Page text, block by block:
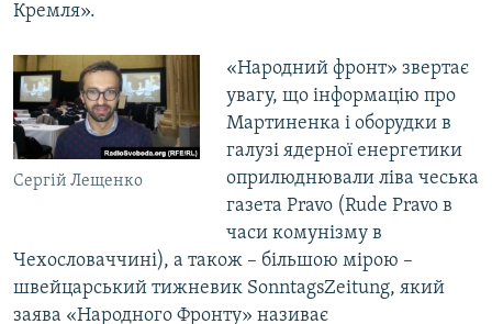
Кремля».
Сергій Лещенко
«Народний фронт» звертає
увагу, що інформацію про
Мартиненка і оборудки в
галузі ядерної енергетики
оприлюднювали ліва чеська
газета Pravo (Rude Pravo в
часи комунізму в
Чехословаччині), а також – більшою мірою –
швейцарський тижневик SonntagsZeitung, який
заява «Народного Фронту» називає